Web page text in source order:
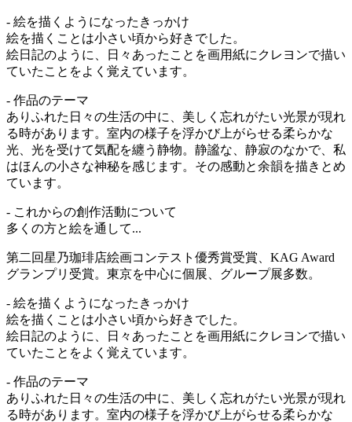
- 絵を描くようになったきっかけ
絵を描くことは小さい頃から好きでした。
絵日記のように、日々あったことを画用紙にクレヨンで描い
ていたことをよく覚えています。
- 作品のテーマ
ありふれた日々の生活の中に、美しく忘れがたい光景が現れ
る時があります。室内の様子を浮かび上がらせる柔らかな
光、光を受けて気配を纏う静物。静謐な、静寂のなかで、私
はほんの小さな神秘を感じます。その感動と余韻を描きとめ
ています。
- これからの創作活動について
多くの方と絵を通して...
第二回星乃珈琲店絵画コンテスト優秀賞受賞、KAG Award
グランプリ受賞。東京を中心に個展、グループ展多数。
- 絵を描くようになったきっかけ
絵を描くことは小さい頃から好きでした。
絵日記のように、日々あったことを画用紙にクレヨンで描い
ていたことをよく覚えています。
- 作品のテーマ
ありふれた日々の生活の中に、美しく忘れがたい光景が現れ
る時があります。室内の様子を浮かび上がらせる柔らかな